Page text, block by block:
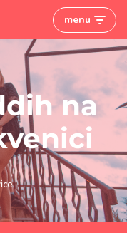
menu
na